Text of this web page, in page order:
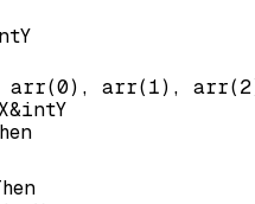
arr(1),